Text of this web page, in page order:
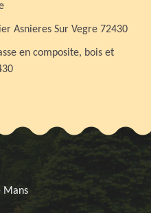
Asnieres Sur Vegre 72430
en composite, bois et
Mans